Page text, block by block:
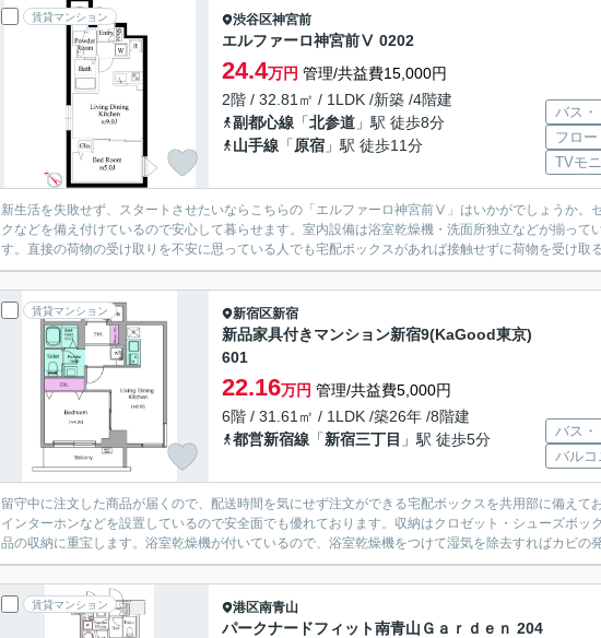
賃貸マンション 渋谷区神宮前
エルファーロ神宮前Ⅴ 0202
24.4万円 管理/共益費15,000円
2階 / 32.81㎡ / 1LDK /新築 /4階建
副都心線 「北参道 」駅 徒歩8分
山手線 「原宿 」駅 徒歩11分
バス・
フロ
TVモ
新生活を失敗せず、スタートさせたいならこちらの「エルファーロ神宮前Ⅴ」はいかがでしょうか。
クなどを備え付けているので安心して暮らせます。室内設備は浴室乾燥機・洗面所独立などが揃って
す。直接の荷物の受け取りを不安に思っている人でも宅配ボックスがあれば接触せずに荷物を受け取
賃貸マンション 新宿区新宿
新品家具付きマンション新宿9(KaGood東京)
601
22.16万円 管理/共益費5,000円
6階 / 31.61㎡ / 1LDK /築26年 /8階建
都営新宿線 「新宿三丁目 」駅 徒歩5分 バス・
バルコ
留守中に注文した商品が届くので、配送時間を気にせず注文ができる宅配ボックスを共用部に備えて
インターホンなどを設置しているので安全面でも優れております。収納はクロゼット・シューズボッ
品の収納に重宝します。浴室乾燥機が付いているので、浴室乾燥機をつけて湿気を除去すればカビの
賃貸マンション 港区南青山
パークナードフィット南青山Ｇａｒｄｅｎ 204